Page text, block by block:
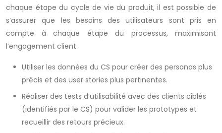
chaque étape du cycle de vie du produit, il est possible de
s’assurer que les besoins des utilisateurs sont pris en
compte à chaque étape du processus, maximisant
l’engagement client.
Utiliser les données du CS pour créer des personas plus
précis et des user stories plus pertinentes.
Réaliser des tests d’utilisabilité avec des clients ciblés
(identifiés par le CS) pour valider les prototypes et
recueillir des retours précieux.